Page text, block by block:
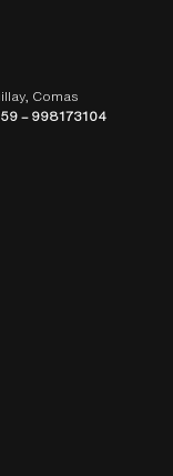
Comas
– 998173104